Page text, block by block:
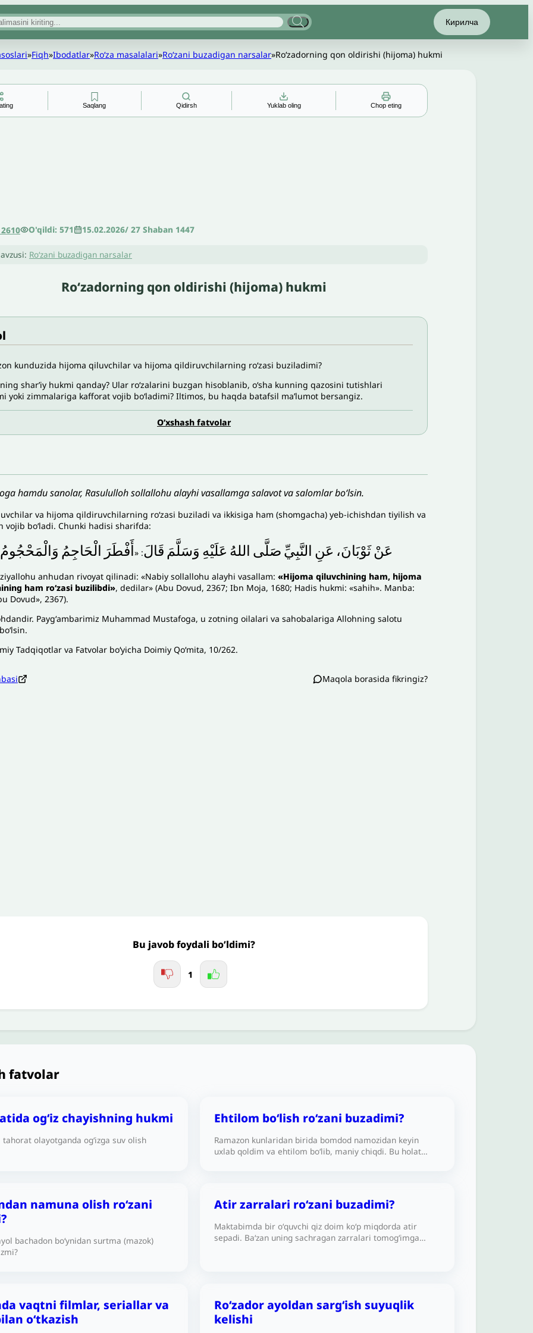
Кирилча
»Fiqh»Ibodatlar»Roʻza masalalari»Roʻzani buzadigan narsalar»Roʻzadorning qon oldirishi (hijoma) hukmi
Saqlang Qidirsh Yuklab oling Chop eting
O'qildi: 571 15.02.2026/ 27 Shaban 1447
Roʻzani buzadigan narsalar
Roʻzadorning qon oldirishi (hijoma) hukmi
kunduzida hijoma qiluvchilar va hijoma qildiruvchilarning roʻzasi buziladimi?
sharʼiy hukmi qanday? Ular roʻzalarini buzgan hisoblanib, oʻsha kunning qazosini tutishlari
yoki zimmalariga kafforat vojib boʻladimi? Iltimos, bu haqda batafsil maʼlumot bersangiz.
O’xshash fatvolar
hamdu sanolar, Rasululloh sollallohu alayhi vasallamga salavot va salomlar bo‘lsin.
va hijoma qildiruvchilarning roʻzasi buziladi va ikkisiga ham (shomgacha) yeb-ichishdan tiyilish va
vojib boʻladi. Chunki hadisi sharifda:
عَنْ ثَوْبَانَ، عَنِ النَّبِيِّ صَلَّى اللهُ عَلَيْهِ وَسَلَّمَ قَالَ: « أَفْطَرَ الْحَاجِمُ وَالْمَحْجُومُ
anhudan rivoyat qilinadi: «Nabiy sollallohu alayhi vasallam: «Hijoma qiluvchining ham, hijoma
ham roʻzasi buzilibdi», dedilar» (Abu Dovud, 2367; Ibn Moja, 1680; Hadis hukmi: «sahih». Manba:
Dovud», 2367).
Paygʻambarimiz Muhammad Mustafoga, u zotning oilalari va sahobalariga Allohning salotu
Tadqiqotlar va Fatvolar boʻyicha Doimiy Qoʻmita, 10/262.
Maqola borasida fikringiz?
Bu javob foydali bo’ldimi?
1
fatvolar
og‘iz chayishning hukmi
tahorat olayotganda og‘izga suv olish
Ehtilom bo‘lish ro‘zani buzadimi?
Ramazon kunlaridan birida bomdod namozidan keyin
uxlab qoldim va ehtilom bo‘lib, maniy chiqdi. Bu holat
qilingan-ku (unda qanday qilib ehtilom bo‘ldim)?
namuna olish ro‘zani
bachadon bo‘ynidan surtma (mazok)
Atir zarralari ro‘zani buzadimi?
Maktabimda bir oʻquvchi qiz doim ko‘p miqdorda atir
sepadi. Baʻzan uning sachragan zarralari tomog‘imga
vaqtni filmlar, seriallar va
o‘tkazish
Roʻzador ayoldan sargʻish suyuqlik
kelishi